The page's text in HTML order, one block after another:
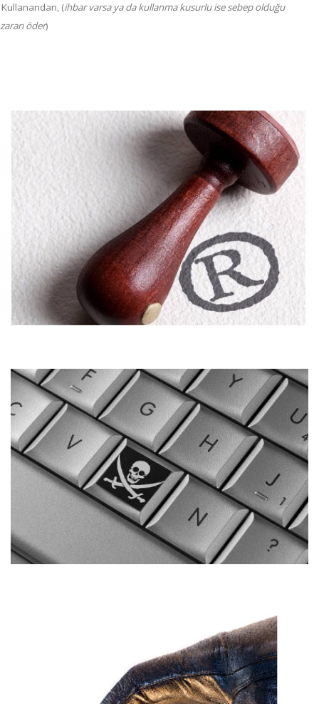
Kullanandan, (ihbar varsa ya da kullanma kusurlu ise sebep olduğu
zararı öder)